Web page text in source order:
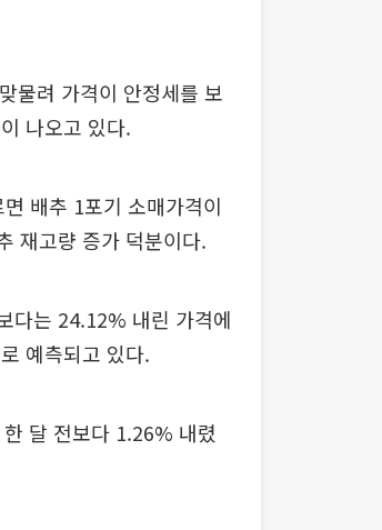
물려 가격이 안정세를 보
나오고 있다.
배추 1포기 소매가격이
재고량 증가 덕분이다.
다는 24.12% 내린 가격에
예측되고 있다.
달 전보다 1.26% 내렸